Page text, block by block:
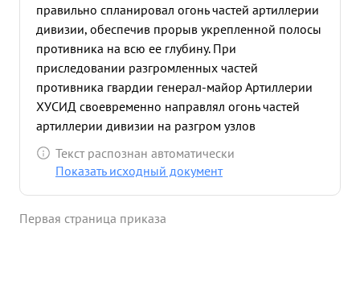
правильно спланировал огонь частей артиллерии
дивизии, обеспечив прорыв укрепленной полосы
противника на всю ее глубину. При
приследовании разгромленных частей
противника гвардии генерал-майор Артиллерии
ХУСИД своевременно направлял огонь частей
артиллерии дивизии на разгром узлов
сопротивления противника чем способствовал
овладению г. Кельце. ...»
Текст распознан автоматически
Показать исходный документ
Первая страница приказа